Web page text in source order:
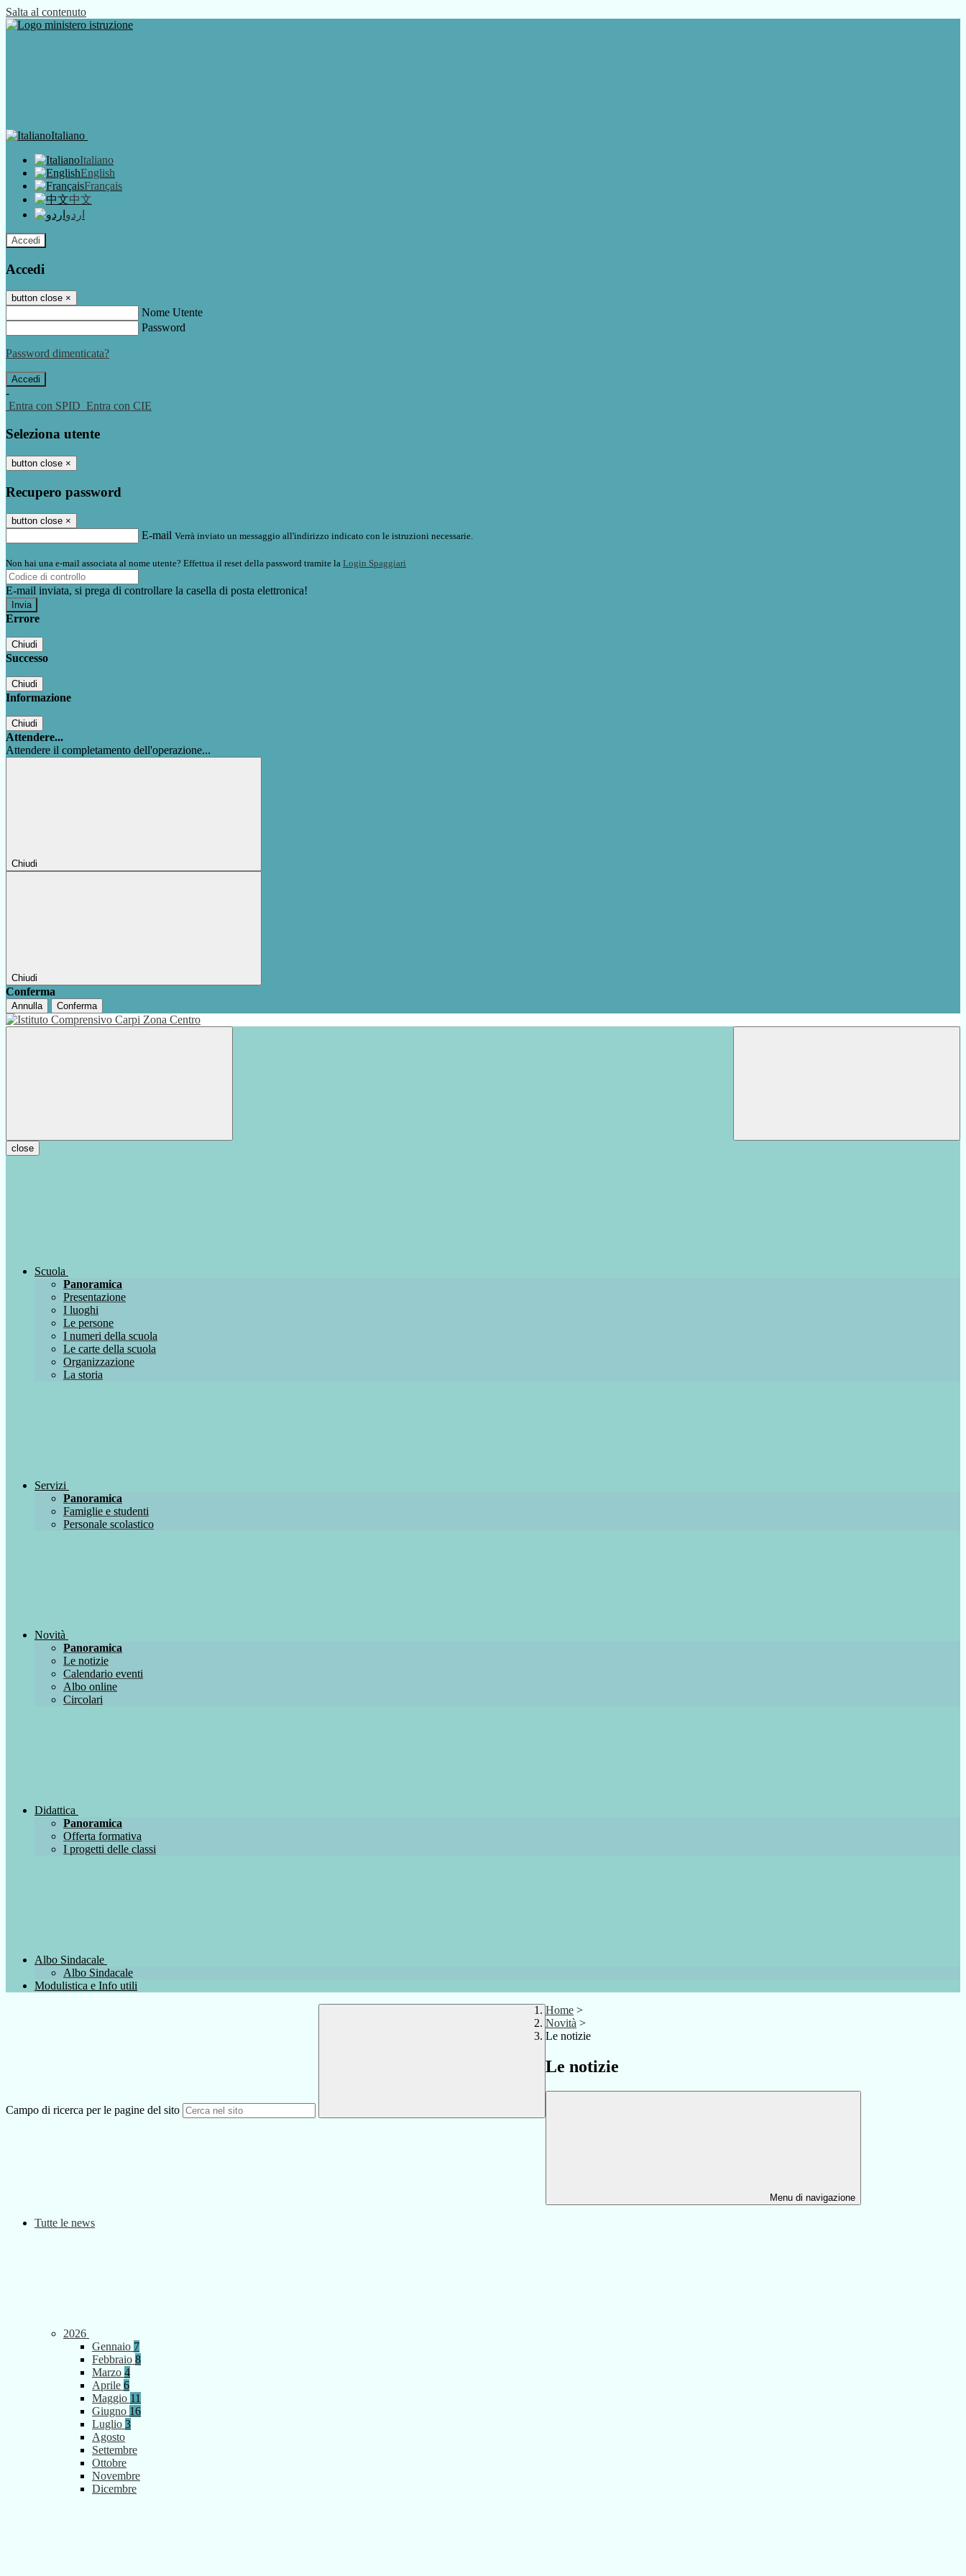
Salta al contenuto
Italiano
Italiano
English
Français
中文
اردو
Accedi
Accedi
button close ×
Nome Utente
Password
Password dimenticata?
-
Entra con SPID Entra con CIE
Seleziona utente
button close ×
Recupero password
button close ×
E-mail Verrà inviato un messaggio all'indirizzo indicato con le istruzioni necessarie.
Non hai una e-mail associata al nome utente? Effettua il reset della password tramite la Login Spaggiari
E-mail inviata, si prega di controllare la casella di posta elettronica!
Errore
Chiudi
Successo
Chiudi
Informazione
Chiudi
Attendere...
Attendere il completamento dell'operazione...
Chiudi
Chiudi
Conferma
Annulla Conferma
close
Scuola
Panoramica
Presentazione
I luoghi
Le persone
I numeri della scuola
Le carte della scuola
Organizzazione
La storia
Servizi
Panoramica
Famiglie e studenti
Personale scolastico
Novità
Panoramica
Le notizie
Calendario eventi
Albo online
Circolari
Didattica
Panoramica
Offerta formativa
I progetti delle classi
Albo Sindacale
Albo Sindacale
Modulistica e Info utili
Campo di ricerca per le pagine del sito
Home >
Novità >
Le notizie
Le notizie
Menu di navigazione
Tutte le news
2026
Gennaio 7
Febbraio 8
Marzo 4
Aprile 6
Maggio 11
Giugno 16
Luglio 3
Agosto
Settembre
Ottobre
Novembre
Dicembre